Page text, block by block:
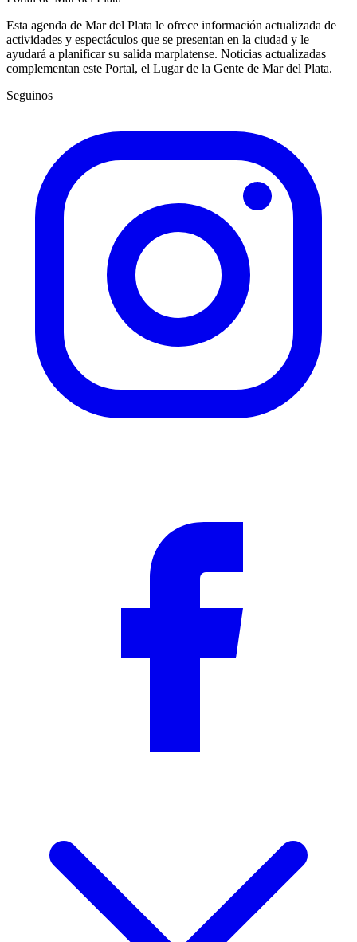
Esta agenda de Mar del Plata le ofrece información actualizada de
actividades y espectáculos que se presentan en la ciudad y le
ayudará a planificar su salida marplatense. Noticias actualizadas
complementan este Portal, el Lugar de la Gente de Mar del Plata.
Seguinos